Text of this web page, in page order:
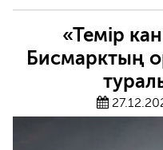
«Темір
Бисмарктың